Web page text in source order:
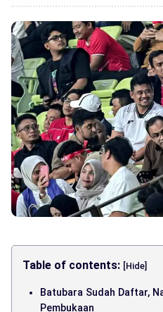
Table of contents: [Hide]
Batubara Sudah Daftar,
Pembukaan